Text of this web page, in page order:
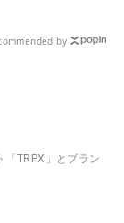
by
「TRPX」とブラン